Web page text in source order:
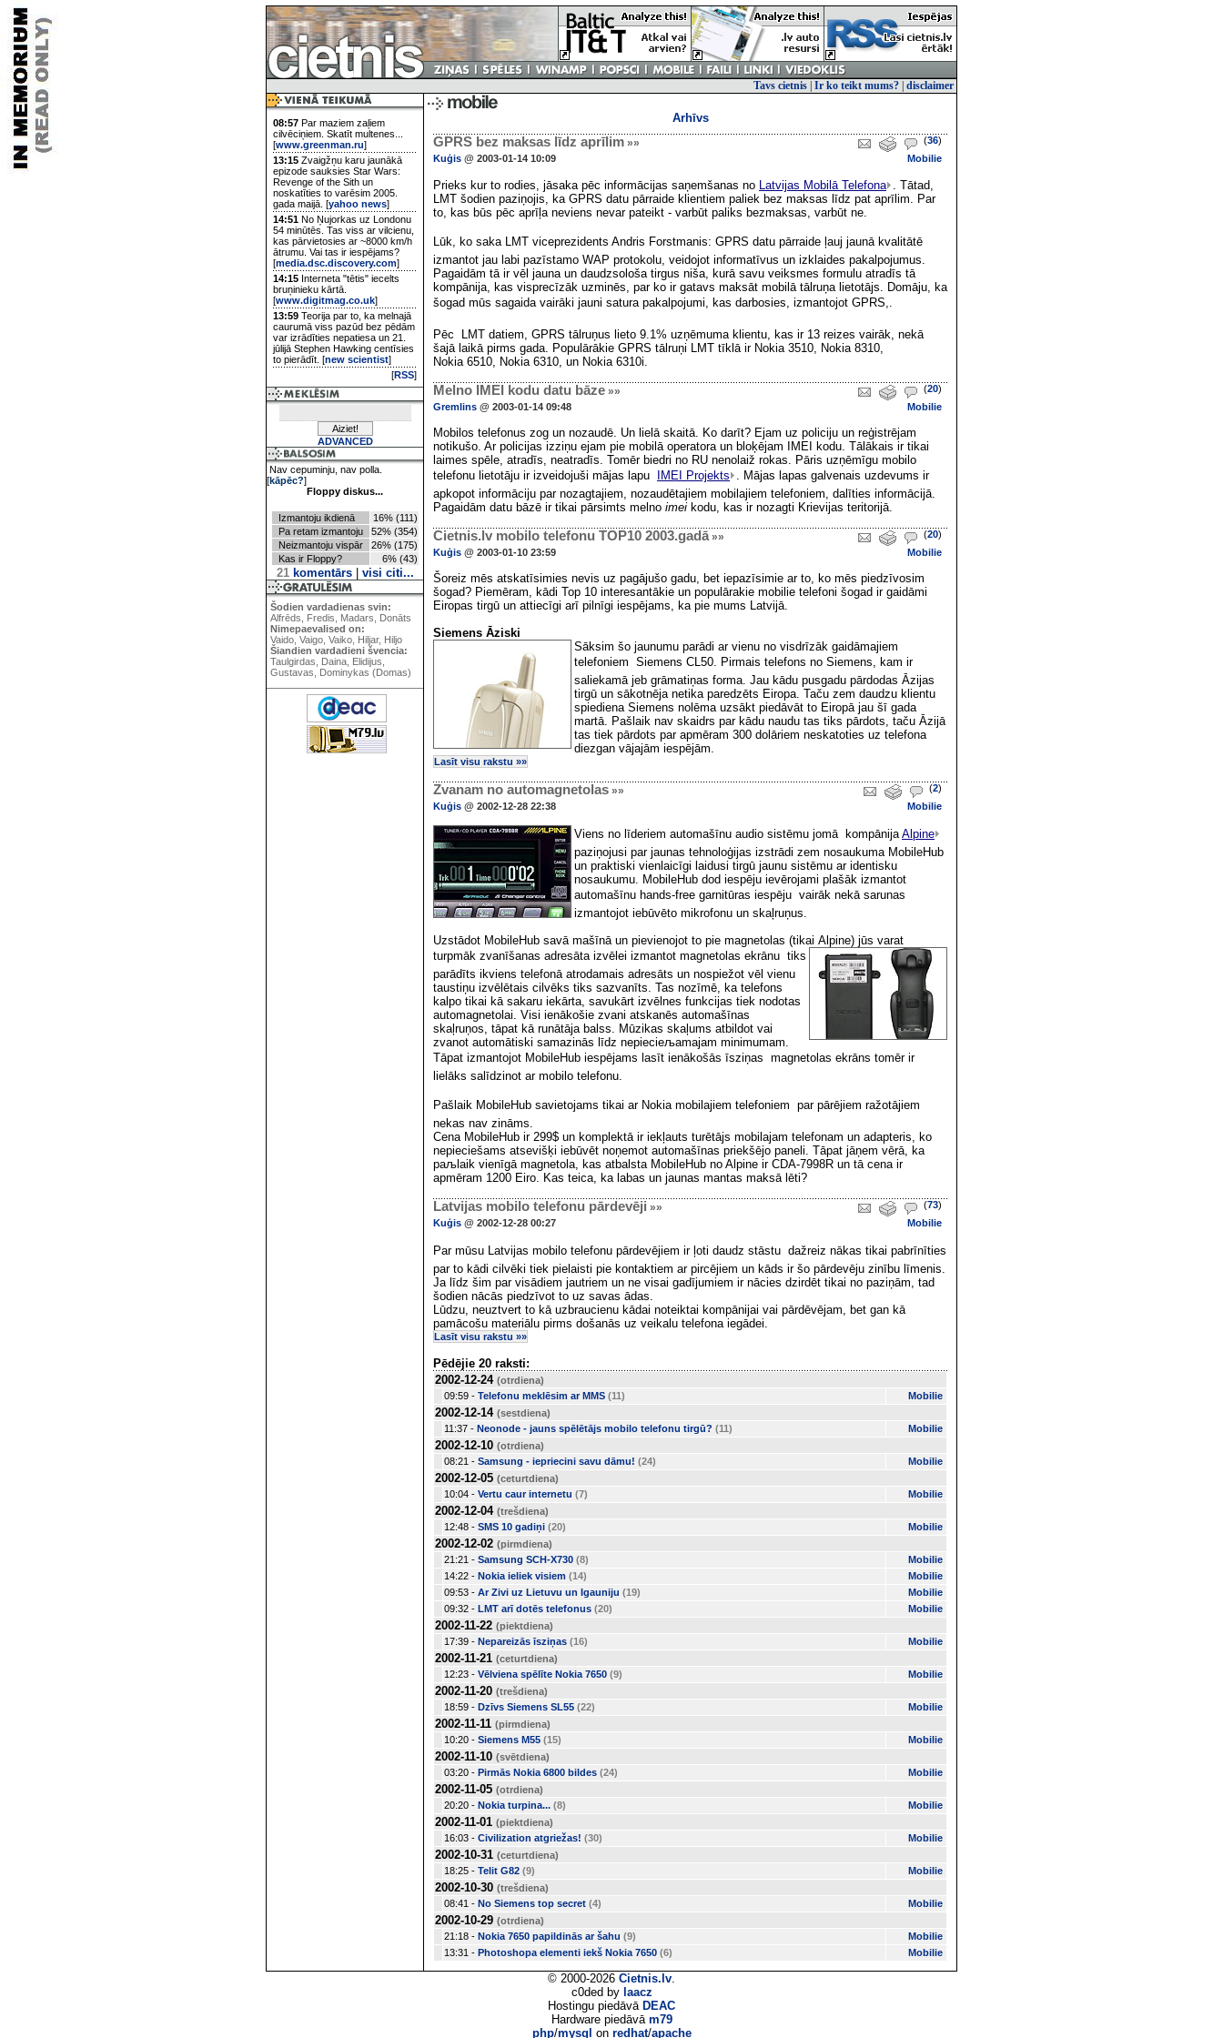
Tavs cietnis Ir ko teikt mums? disclaimer
08:57 Par maziem zaļiem
cilvēciņiem. Skatīt multenes...
[www.greenman.ru]
13:15 Zvaigžņu karu jaunākā
epizode sauksies Star Wars:
Revenge of the Sith un
noskatīties to varēsim 2005.
gada maijā. [yahoo news]
14:51 No Ņujorkas uz Londonu
54 minūtēs. Tas viss ar vilcienu,
kas pārvietosies ar ~8000 km/h
ātrumu. Vai tas ir iespējams?
[media.dsc.discovery.com]
14:15 Interneta "tētis" iecelts
bruņinieku kārtā.
[www.digitmag.co.uk]
13:59 Teorija par to, ka melnajā
caurumā viss pazūd bez pēdām
var izrādīties nepatiesa un 21.
jūlijā Stephen Hawking centīsies
to pierādīt. [new scientist]
[RSS]
ADVANCED
Nav cepuminju, nav polla.
[kāpēc?]
Floppy diskus...
Izmantoju ikdienā
16% (111)
Pa retam izmantoju
52% (354)
Neizmantoju vispār
26% (175)
Kas ir Floppy?
6% (43)
21komentārs| visi citi...
Šodien vardadienas svin:
Alfrēds, Fredis, Madars, Donāts
Nimepaevalised on:
Vaido, Vaigo, Vaiko, Hiljar, Hiljo
Šiandien vardadieni švencia:
Taulgirdas, Daina, Elidijus,
Gustavas, Dominykas (Domas)
Arhīvs
GPRS bez maksas līdz aprīlim »» (36)
Kuģis @ 2003-01-14 10:09 Mobilie
Prieks kur to rodies, jāsaka pēc informācijas saņemšanas no Latvijas Mobilā Telefona . Tātad,
LMT šodien paziņojis, ka GPRS datu pārraide klientiem paliek bez maksas līdz pat aprīlim. Par
to, kas būs pēc aprīļa neviens nevar pateikt - varbūt paliks bezmaksas, varbūt ne.
Lūk, ko saka LMT viceprezidents Andris Forstmanis: GPRS datu pārraide ļauj jaunā kvalitātē
izmantot jau labi pazīstamo WAP protokolu, veidojot informatīvus un izklaides pakalpojumus.
Pagaidām tā ir vēl jauna un daudzsološa tirgus niša, kurā savu veiksmes formulu atradīs tā
kompānija, kas visprecīzāk uzminēs, par ko ir gatavs maksāt mobilā tālruņa lietotājs. Domāju, ka
šogad mūs sagaida vairāki jauni satura pakalpojumi, kas darbosies, izmantojot GPRS,.
Pēc LMT datiem, GPRS tālruņus lieto 9.1% uzņēmuma klientu, kas ir 13 reizes vairāk, nekā
šajā laikā pirms gada. Populārākie GPRS tālruņi LMT tīklā ir Nokia 3510, Nokia 8310,
Nokia 6510, Nokia 6310, un Nokia 6310i.
Melno IMEI kodu datu bāze »» (20)
Gremlins @ 2003-01-14 09:48 Mobilie
Mobilos telefonus zog un nozaudē. Un lielā skaitā. Ko darīt? Ejam uz policiju un reģistrējam
notikušo. Ar policijas izziņu ejam pie mobilā operatora un bloķējam IMEI kodu. Tālākais ir tikai
laimes spēle, atradīs, neatradīs. Tomēr biedri no RU nenolaiž rokas. Pāris uzņēmīgu mobilo
telefonu lietotāju ir izveidojuši mājas lapu 
IMEI Projekts . Mājas lapas galvenais uzdevums ir
apkopot informāciju par nozagtajiem, nozaudētajiem mobilajiem telefoniem, dalīties informācijā.
Pagaidām datu bāzē ir tikai pārsimts melno imei kodu, kas ir nozagti Krievijas teritorijā.
Cietnis.lv mobilo telefonu TOP10 2003.gadā»» (20)
Kuģis @ 2003-01-10 23:59 Mobilie
Šoreiz mēs atskatīsimies nevis uz pagājušo gadu, bet iepazīsimie ar to, ko mēs piedzīvosim
šogad? Piemēram, kādi Top 10 interesantākie un populārakie mobilie telefoni šogad ir gaidāmi
Eiropas tirgū un attiecīgi arī pilnīgi iespējams, ka pie mums Latvijā.
Siemens Āziski
Sāksim šo jaunumu parādi ar vienu no visdrīzāk gaidāmajiem
telefoniem  Siemens CL50. Pirmais telefons no Siemens, kam ir
saliekamā jeb grāmatiņas forma. Jau kādu pusgadu pārdodas Āzijas
tirgū un sākotnēja netika paredzēts Eiropa. Taču zem daudzu klientu
spiediena Siemens nolēma uzsākt piedāvāt to Eiropā jau šī gada
martā. Pašlaik nav skaidrs par kādu naudu tas tiks pārdots, taču Āzijā
tas tiek pārdots par apmēram 300 dolāriem neskatoties uz telefona
diezgan vājajām iespējām.
Lasīt visu rakstu »»
Zvanam no automagnetolas »» (2)
Kuģis @ 2002-12-28 22:38 Mobilie
Viens no līderiem automašīnu audio sistēmu jomā  kompānijaAlpine
paziņojusi par jaunas tehnoloģijas izstrādi zem nosaukuma MobileHub
un praktiski vienlaicīgi laidusi tirgū jaunu sistēmu ar identisku
nosaukumu. MobileHub dod iespēju ievērojami plašāk izmantot
automašīnu hands-free garnitūras iespēju  vairāk nekā sarunas
izmantojot iebūvēto mikrofonu un skaļruņus.
Uzstādot MobileHub savā mašīnā un pievienojot to pie magnetolas (tikai Alpine) jūs varat
turpmāk zvanīšanas adresāta izvēlei izmantot magnetolas ekrānu  tiks
parādīts ikviens telefonā atrodamais adresāts un nospiežot vēl vienu
taustiņu izvēlētais cilvēks tiks sazvanīts. Tas nozīmē, ka telefons
kalpo tikai kā sakaru iekārta, savukārt izvēlnes funkcijas tiek nodotas
automagnetolai. Visi ienākošie zvani atskanēs automašīnas
skaļruņos, tāpat kā runātāja balss. Mūzikas skaļums atbildot vai
zvanot automātiski samazinās līdz nepiecieљamajam minimumam.
Tāpat izmantojot MobileHub iespējams lasīt ienākošās īsziņas  magnetolas ekrāns tomēr ir
lielāks salīdzinot ar mobilo telefonu.
Pašlaik MobileHub savietojams tikai ar Nokia mobilajiem telefoniem  par pārējiem ražotājiem
nekas nav zināms.
Cena MobileHub ir 299$ un komplektā ir iekļauts turētājs mobilajam telefonam un adapteris, ko
nepieciešams atsevišķi iebūvēt noņemot automašīnas priekšējo paneli. Tāpat jāņem vērā, ka
paљlaik vienīgā magnetola, kas atbalsta MobileHub no Alpine ir CDA-7998R un tā cena ir
apmēram 1200 Eiro. Kas teica, ka labas un jaunas mantas maksā lēti?
Latvijas mobilo telefonu pārdevēji »» (73)
Kuģis @ 2002-12-28 00:27 Mobilie
Par mūsu Latvijas mobilo telefonu pārdevējiem ir ļoti daudz stāstu  dažreiz nākas tikai pabrīnīties
par to kādi cilvēki tiek pielaisti pie kontaktiem ar pircējiem un kāds ir šo pārdevēju zinību līmenis.
Ja līdz šim par visādiem jautriem un ne visai gadījumiem ir nācies dzirdēt tikai no paziņām, tad
šodien nācās piedzīvot to uz savas ādas.
Lūdzu, neuztvert to kā uzbraucienu kādai noteiktai kompānijai vai pārdēvējam, bet gan kā
pamācošu materiālu pirms došanās uz veikalu telefona iegādei.
Lasīt visu rakstu »»
Pēdējie 20 raksti:
2002-12-24 (otrdiena)
09:59 - Telefonu meklēsim ar MMS (11) Mobilie
2002-12-14 (sestdiena)
11:37 - Neonode - jauns spēlētājs mobilo telefonu tirgū? (11) Mobilie
2002-12-10 (otrdiena)
08:21 - Samsung - iepriecini savu dāmu! (24) Mobilie
2002-12-05 (ceturtdiena)
10:04 - Vertu caur internetu (7) Mobilie
2002-12-04 (trešdiena)
12:48 - SMS 10 gadiņi (20) Mobilie
2002-12-02 (pirmdiena)
21:21 - Samsung SCH-X730 (8)
Mobilie
14:22 - Nokia ieliek visiem (14)
Mobilie
09:53 - Ar Zivi uz Lietuvu un Igauniju (19)
Mobilie
09:32 - LMT arī dotēs telefonus (20) Mobilie
2002-11-22 (piektdiena)
17:39 - Nepareizās īsziņas (16) Mobilie
2002-11-21 (ceturtdiena)
12:23 - Vēlviena spēlīte Nokia 7650 (9) Mobilie
2002-11-20 (trešdiena)
18:59 - Dzīvs Siemens SL55 (22) Mobilie
2002-11-11 (pirmdiena)
10:20 - Siemens M55 (15) Mobilie
2002-11-10 (svētdiena)
03:20 - Pirmās Nokia 6800 bildes (24) Mobilie
2002-11-05 (otrdiena)
20:20 - Nokia turpina... (8) Mobilie
2002-11-01 (piektdiena)
16:03 - Civilization atgriežas! (30) Mobilie
2002-10-31 (ceturtdiena)
18:25 - Telit G82 (9) Mobilie
2002-10-30 (trešdiena)
08:41 - No Siemens top secret (4) Mobilie
2002-10-29 (otrdiena)
21:18 - Nokia 7650 papildinās ar šahu (9)
Mobilie
13:31 - Photoshopa elementi iekš Nokia 7650 (6) Mobilie
© 2000-2026 Cietnis.lv.
c0ded by laacz
Hostingu piedāvā DEAC
Hardware piedāvā m79
php/mysql on redhat/apache